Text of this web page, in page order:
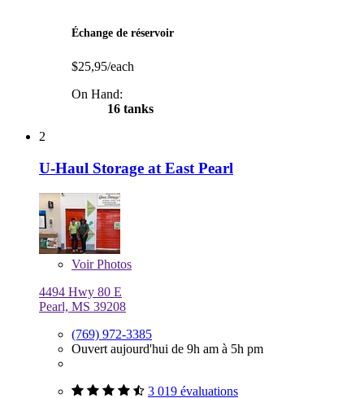
Échange de réservoir
$25,95/each
On Hand:
16 tanks
2
U-Haul Storage at East Pearl
VoirPhotos
4494 Hwy 80 E
Pearl, MS 39208
(769) 972-3385
Ouvert aujourd'hui de 9h am à 5h pm
3 019 évaluations